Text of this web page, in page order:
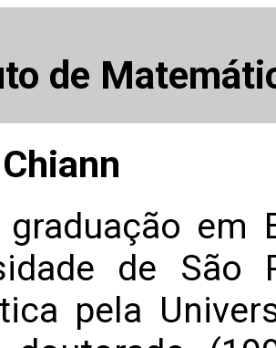
de
graduação em
de São
pela